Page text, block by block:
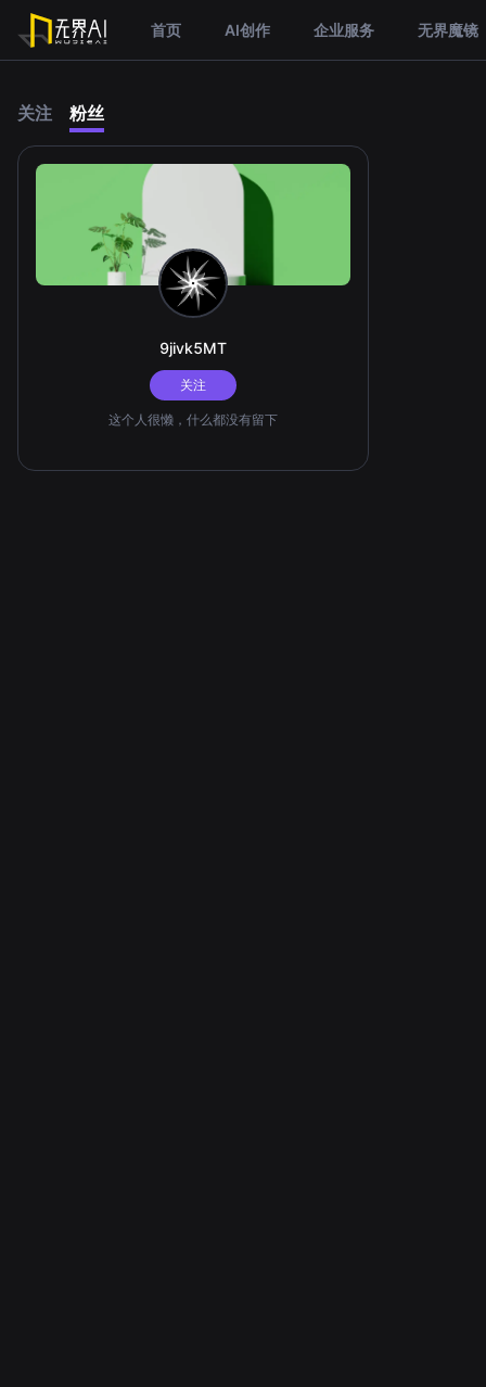
首页 AI创作 企业服务 无界魔镜
关注 粉丝
9jivk5MT
关注
这个人很懒，什么都没有留下